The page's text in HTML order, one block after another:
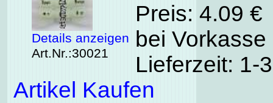
Details anzeigen
Art.Nr.:30021
Preis: 4.09
bei
Lieferzeit: 1-
Artikel Kaufen